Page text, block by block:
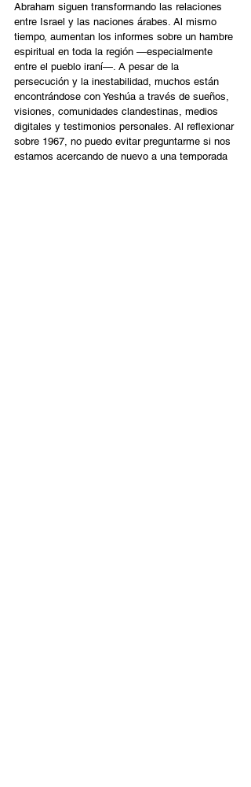
Abraham siguen transformando las relaciones
entre Israel y las naciones árabes. Al mismo
tiempo, aumentan los informes sobre un hambre
espiritual en toda la región —especialmente
entre el pueblo iraní—. A pesar de la
persecución y la inestabilidad, muchos están
encontrándose con Yeshúa a través de sueños,
visiones, comunidades clandestinas, medios
digitales y testimonios personales. Al reflexionar
sobre 1967, no puedo evitar preguntarme si nos
estamos acercando de nuevo a una temporada